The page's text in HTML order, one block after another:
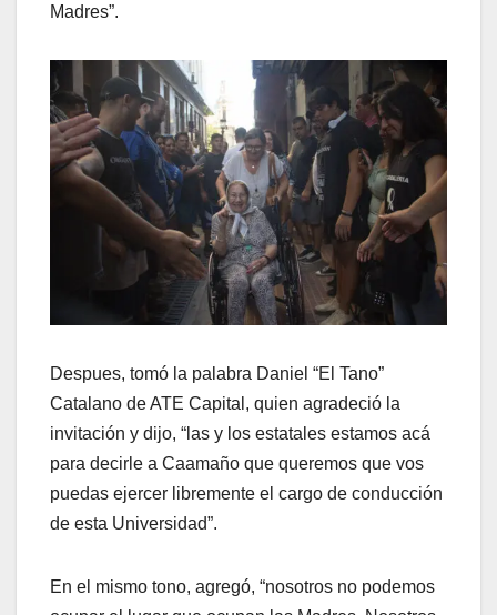
Madres”.
Despues, tomó la palabra Daniel “El Tano”
Catalano de ATE Capital, quien agradeció la
invitación y dijo, “las y los estatales estamos acá
para decirle a Caamaño que queremos que vos
puedas ejercer libremente el cargo de conducción
de esta Universidad”.
En el mismo tono, agregó, “nosotros no podemos